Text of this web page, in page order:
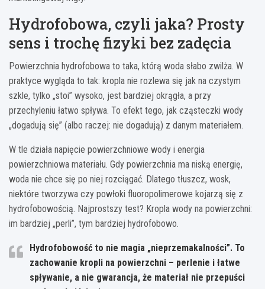
Hydrofobowa, czyli jaka? Prosty
sens i trochę fizyki bez zadęcia
Powierzchnia hydrofobowa to taka, którą woda słabo zwilża. W
praktyce wygląda to tak: kropla nie rozlewa się jak na czystym
szkle, tylko „stoi” wysoko, jest bardziej okrągła, a przy
przechyleniu łatwo spływa. To efekt tego, jak cząsteczki wody
„dogadują się” (albo raczej: nie dogadują) z danym materiałem.
W tle działa napięcie powierzchniowe wody i energia
powierzchniowa materiału. Gdy powierzchnia ma niską energię,
woda nie chce się po niej rozciągać. Dlatego tłuszcz, wosk,
niektóre tworzywa czy powłoki fluoropolimerowe kojarzą się z
hydrofobowością. Najprostszy test? Kropla wody na powierzchni:
im bardziej „perli”, tym bardziej hydrofobowo.
Hydrofobowość to nie magia „nieprzemakalności”. To
zachowanie kropli na powierzchni – perlenie i łatwe
spływanie, a nie gwarancja, że materiał nie przepuści